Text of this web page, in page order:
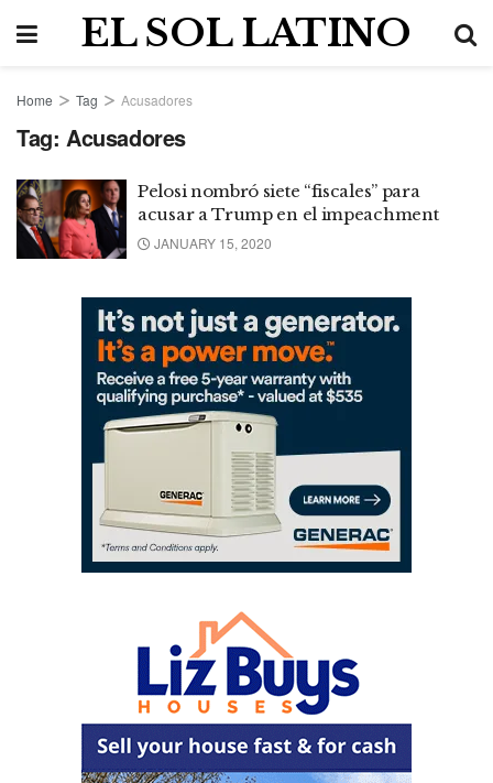
EL SOL LATINO
Home Tag Acusadores
Tag: Acusadores
Pelosi nombró siete “fiscales” para
acusar a Trump en el impeachment
JANUARY 15, 2020